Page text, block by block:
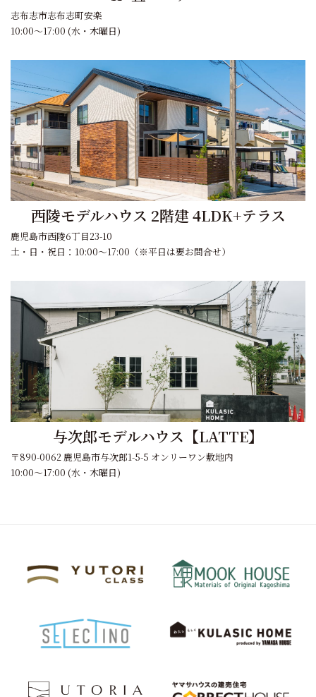
志布志市志布志町安楽
10:00～17:00 (水・木曜日)
西陵モデルハウス 2階建 4LDK+テラス
鹿児島市西陵6丁目23-10
土・日・祝日：10:00～17:00（※平日は要お問合せ）
与次郎モデルハウス【LATTE】
〒890-0062 鹿児島市与次郎1-5-5 オンリーワン敷地内
10:00～17:00 (水・木曜日)